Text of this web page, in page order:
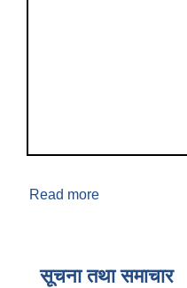
Read more
सूचना तथा समाचार